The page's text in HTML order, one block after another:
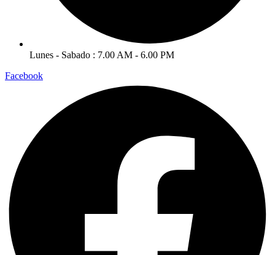
Lunes - Sabado : 7.00 AM - 6.00 PM
Facebook